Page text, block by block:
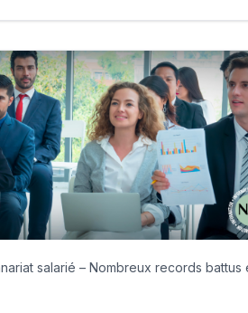
salarié – Nombreux records battus